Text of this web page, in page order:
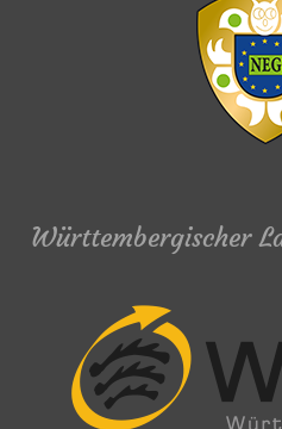
Württembergischer